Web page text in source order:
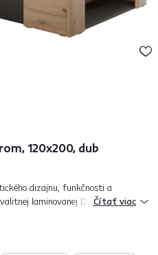
120x200, dub
dizajnu, funkčnosti a
laminovanej DTD v kombinácii
ktoré spolu vy...
Čítať viac